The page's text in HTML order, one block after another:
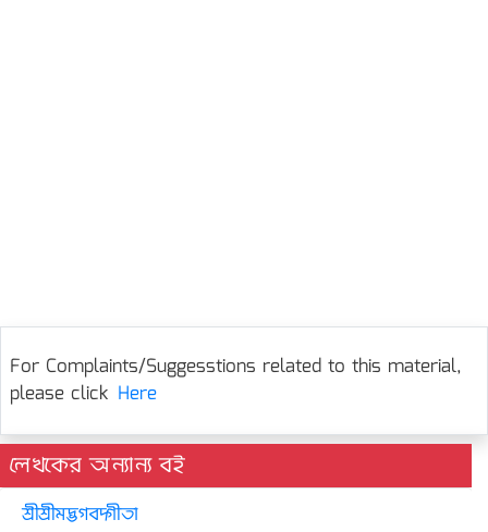
For Complaints/Suggesstions related to this material,
please click Here
লেখকের অন্যান্য বই
শ্রীশ্রীমদ্ভগবদ্গীতা